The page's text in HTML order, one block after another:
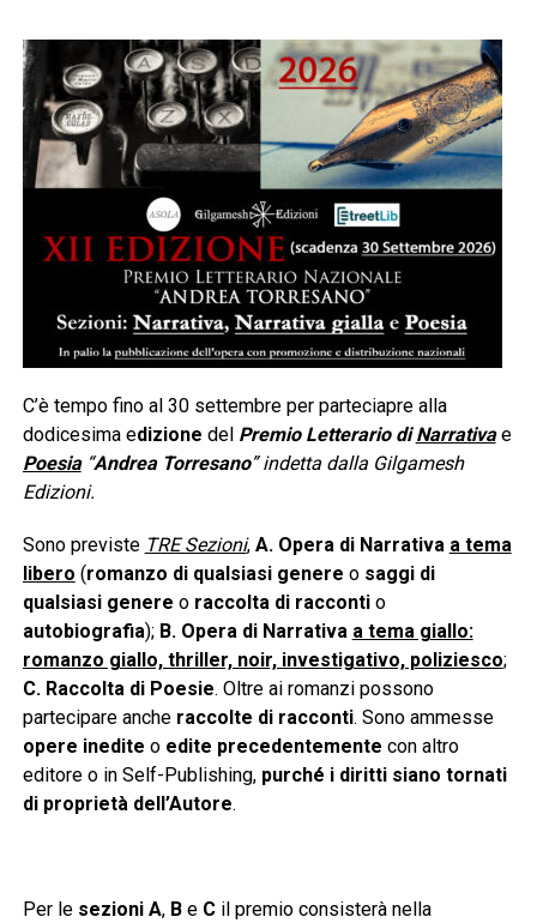
C’è tempo fino al 30 settembre per parteciapre alla
dodicesima edizione del Premio Letterario diNarrativae
Poesia “Andrea Torresano” indetta dalla Gilgamesh
Edizioni.
Sono previste TRE Sezioni, A. Opera di Narrativa a tema
libero (romanzo di qualsiasi genere o saggi di
qualsiasi genere o raccolta di racconti o
autobiografia); B. Opera di Narrativa a tema giallo:
romanzo giallo, thriller, noir, investigativo, poliziesco;
C. Raccolta di Poesie. Oltre ai romanzi possono
partecipare anche raccolte di racconti. Sono ammesse
opere inedite o edite precedentemente con altro
editore o in Self-Publishing, purché i diritti siano tornati
di proprietà dell’Autore.
Per le sezioni A,B e Cil premio consisterà nella